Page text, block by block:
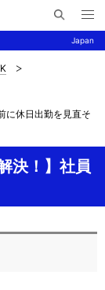
Japan
イ
索
メ
ニ
ュ
に休日出勤を見直そ
決！】社員